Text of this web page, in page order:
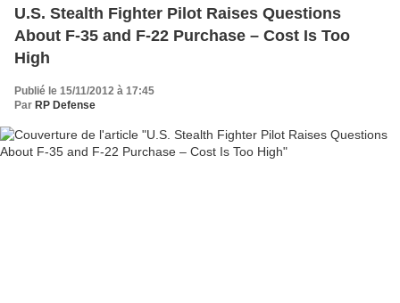
U.S. Stealth Fighter Pilot Raises Questions
About F-35 and F-22 Purchase – Cost Is Too
High
Publié le 15/11/2012 à 17:45
Par RP Defense